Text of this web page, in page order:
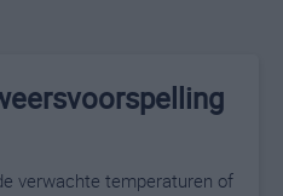
verwachte temperaturen of